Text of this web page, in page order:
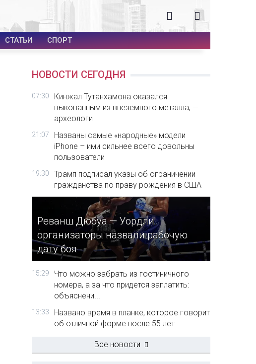
СТАТЬИ СПОРТ
НОВОСТИ СЕГОДНЯ
07:30
Кинжал Тутанхамона оказался
выкованным из внеземного металла, —
археологи
21:07
Названы самые «народные» модели
iPhone – ими сильнее всего довольны
пользователи
19:30
Трамп подписал указы об ограничении
гражданства по праву рождения в США
Реванш Дюбуа — Уордли:
организаторы назвали рабочую
дату боя
15:29
Что можно забрать из гостиничного
номера, а за что придется заплатить:
объяснени...
13:33
Названо время в планке, которое говорит
об отличной форме после 55 лет
Все новости